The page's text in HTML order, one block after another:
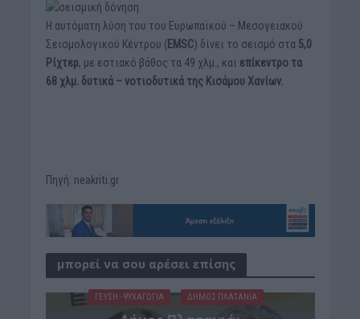
H αυτόματη λύση του του Ευρωπαϊκού – Μεσογειακού
Σεισμολογικού Κέντρου (EMSC) δίνει το σεισμό στα 5,0
Ρίχτερ, με εστιακό βάθος τα 49 χλμ., και επίκεντρο τα
68 χλμ. δυτικά – νοτιοδυτικά της Κισάμου Χανίων.
Πηγή: neakriti.gr
μπορεί να σου αρέσει επίσης
ΓΕΎΣΗ - ΨΥΧΑΓΩΓΊΑ ΔΉΜΟΣ ΠΛΑΤΑΝΙΆ